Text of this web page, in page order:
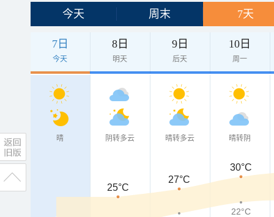
今天 周末 7天
7日
今天
8日
明天
9日
后天
10日
周一
晴 阴转多云 晴转多云 晴转阴
25°C
27°C
30°C
22°C